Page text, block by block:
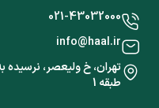
021-43032000
info@haal.ir
طبقه 1